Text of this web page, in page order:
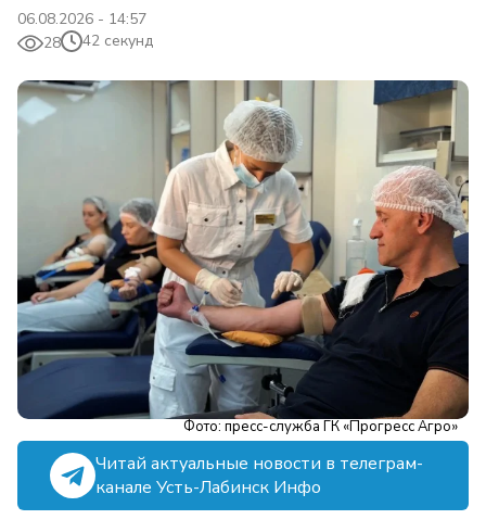
06.08.2026 - 14:57
28
42 секунд
Фото: пресс-служба ГК «Прогресс Агро»
Читай актуальные новости в телеграм-
канале Усть-Лабинск Инфо